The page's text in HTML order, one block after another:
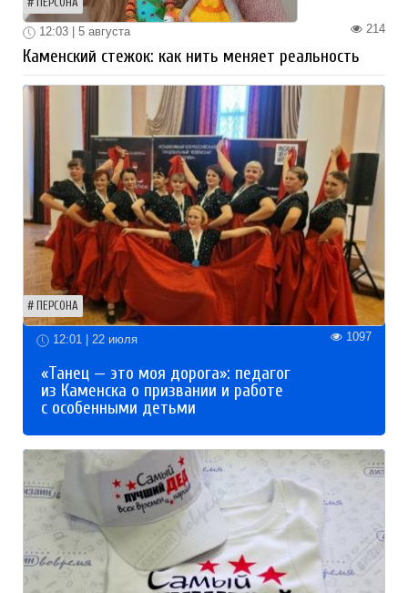
ПЕРСОНА
214
12:03 | 5 августа
Каменский стежок: как нить меняет реальность
ПЕРСОНА
12:01 | 22 июля 1097
«Танец — это моя дорога»: педагог
из Каменска о призвании и работе
с особенными детьми